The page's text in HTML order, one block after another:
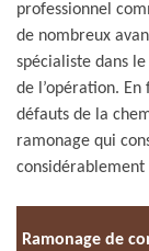
professionnel
de nombreux
spécialiste dans
de l’opération.
défauts de la
ramonage qui
considérablement
Ramonage de